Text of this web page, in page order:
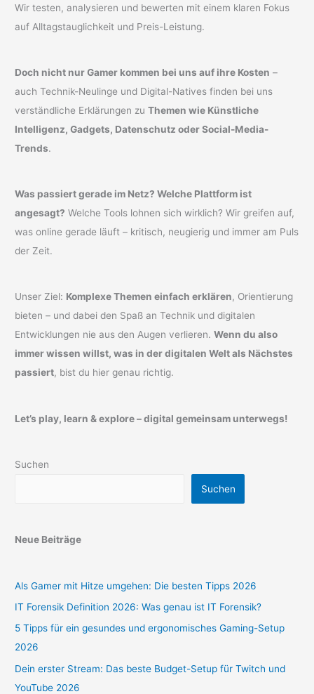
Wir testen, analysieren und bewerten mit einem klaren Fokus
auf Alltagstauglichkeit und Preis-Leistung.
Doch nicht nur Gamer kommen bei uns auf ihre Kosten –
auch Technik-Neulinge und Digital-Natives finden bei uns
verständliche Erklärungen zuThemen wie Künstliche
Intelligenz, Gadgets, Datenschutz oder Social-Media-
Trends.
Was passiert gerade im Netz? Welche Plattform ist
angesagt? Welche Tools lohnen sich wirklich? Wir greifen auf,
was online gerade läuft – kritisch, neugierig und immer am Puls
der Zeit.
Unser Ziel: Komplexe Themen einfach erklären, Orientierung
bieten – und dabei den Spaß an Technik und digitalen
Entwicklungen nie aus den Augen verlieren.Wenn du also
immer wissen willst, was in der digitalen Welt als Nächstes
passiert, bist du hier genau richtig.
Let’s play, learn & explore – digital gemeinsam unterwegs!
Suchen
Suchen
Neue Beiträge
Als Gamer mit Hitze umgehen: Die besten Tipps 2026
IT Forensik Definition 2026: Was genau ist IT Forensik?
5 Tipps für ein gesundes und ergonomisches Gaming-Setup
2026
Dein erster Stream: Das beste Budget-Setup für Twitch und
YouTube 2026